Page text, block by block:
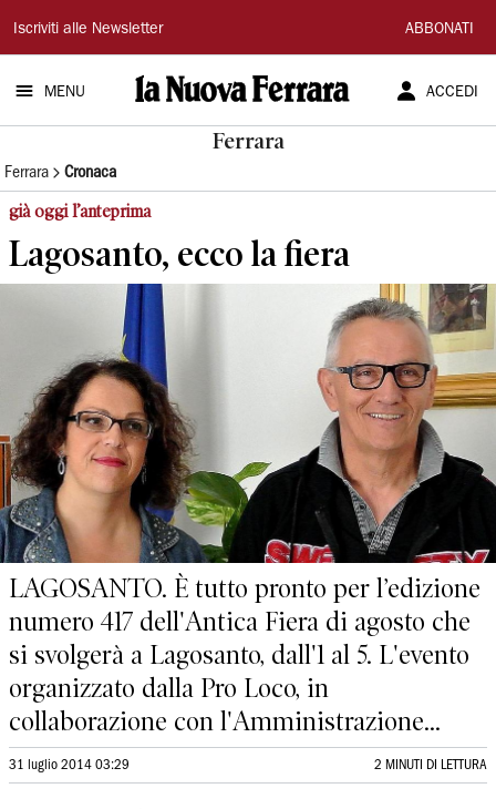
La
Nuova
Ferrara
Iscriviti alle Newsletter ABBONATI
MENU ACCEDI
Ferrara
Ferrara Cronaca
già oggi l’anteprima
Lagosanto, ecco la fiera
LAGOSANTO. È tutto pronto per l’edizione
numero 417 dell'Antica Fiera di agosto che
si svolgerà a Lagosanto, dall'1 al 5. L'evento
organizzato dalla Pro Loco, in
collaborazione con l'Amministrazione...
31 luglio 2014 03:29 2 MINUTI DI LETTURA